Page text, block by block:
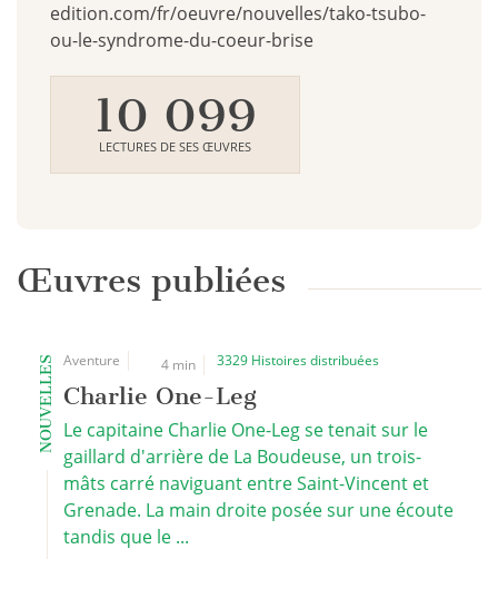
edition.com/fr/oeuvre/nouvelles/tako-tsubo-
ou-le-syndrome-du-coeur-brise
10 099
LECTURES DE SES ŒUVRES
Œuvres publiées
NOUVELLES Aventure 4 min 3329 Histoires distribuées
Charlie One-Leg
Le capitaine Charlie One-Leg se tenait sur le
gaillard d'arrière de La Boudeuse, un trois-
mâts carré naviguant entre Saint-Vincent et
Grenade. La main droite posée sur une écoute
tandis que le ...